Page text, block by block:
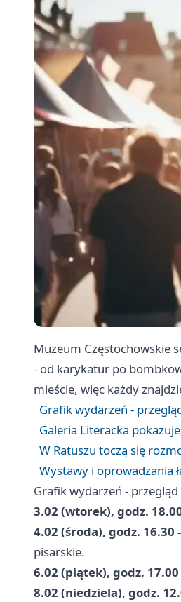
Muzeum Częstochowskie
- od karykatur po
mieście, więc każdy
Grafik wydarzeń -
Galeria Literacka
W Ratuszu toczą się
Wystawy i oprowadzania
Grafik wydarzeń -
3.02 (wtorek), godz.
4.02 (środa), godz.
pisarskie.
6.02 (piątek), godz. 17.00
8.02 (niedziela), godz.